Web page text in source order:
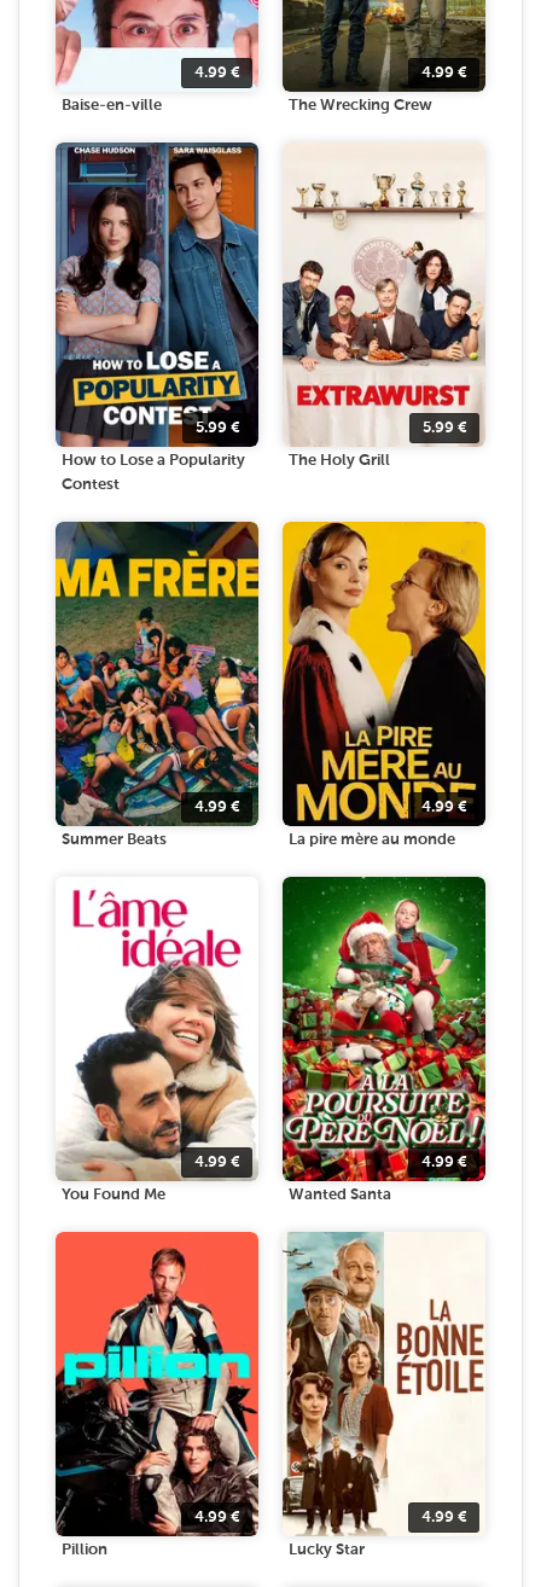
4.99 €
Baise-en-ville
4.99 €
The Wrecking Crew
5.99 €
How to Lose a Popularity
Contest
5.99 €
The Holy Grill
4.99 €
Summer Beats
4.99€
La pire mère au monde
4.99 €
You Found Me
4.99€
Wanted Santa
4.99€
Pillion
4.99 €
Lucky Star